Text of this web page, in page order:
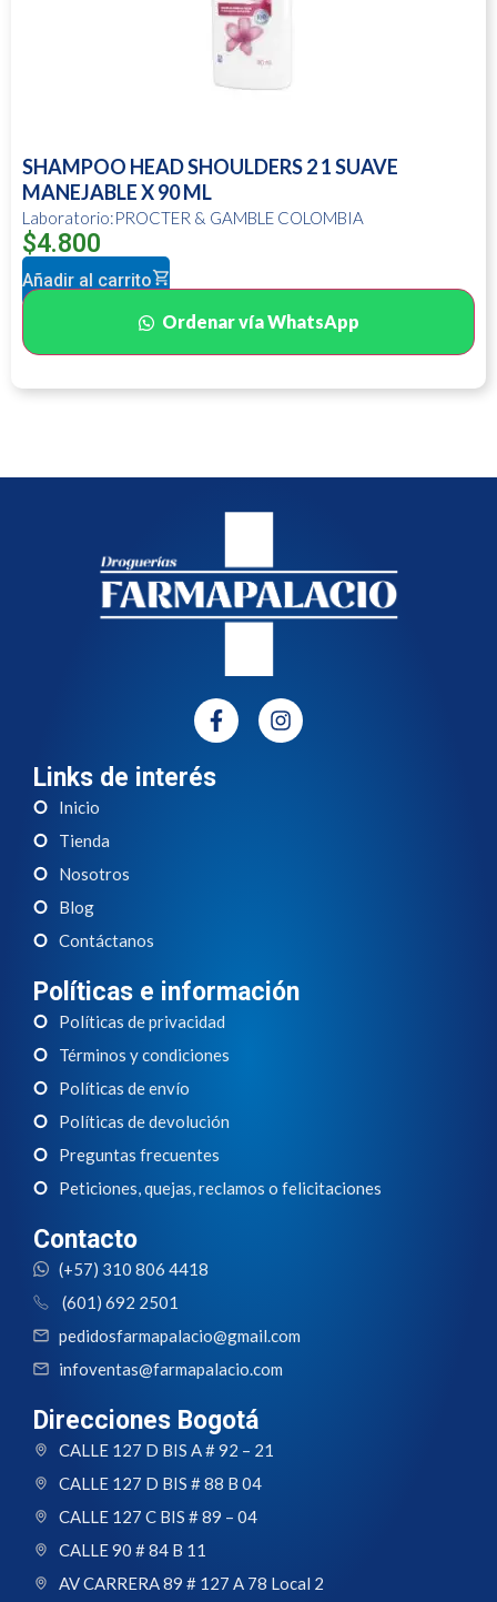
SHAMPOO HEAD SHOULDERS 2 1 SUAVE
MANEJABLE X 90 ML
Laboratorio:PROCTER & GAMBLE COLOMBIA
$4.800
Añadir al carrito
Ordenar vía WhatsApp
Links de interés
Inicio
Tienda
Nosotros
Blog
Contáctanos
Políticas e información
Políticas de privacidad
Términos y condiciones
Políticas de envío
Políticas de devolución
Preguntas frecuentes
Peticiones, quejas, reclamos o felicitaciones
Contacto
(+57) 310 806 4418
(601) 692 2501
pedidosfarmapalacio@gmail.com
infoventas@farmapalacio.com
Direcciones Bogotá
CALLE 127 D BIS A # 92 – 21
CALLE 127 D BIS # 88 B 04
CALLE 127 C BIS # 89 – 04
CALLE 90 # 84 B 11
AV CARRERA 89 # 127 A 78 Local 2